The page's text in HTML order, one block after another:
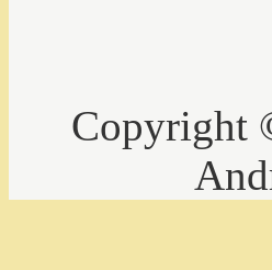
Copyright